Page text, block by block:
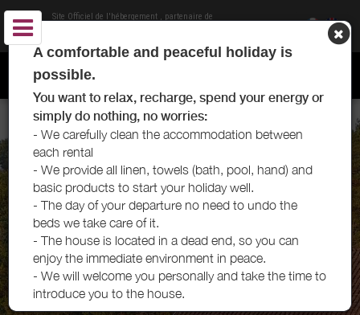
Site Officiel de l'hébergement , partenaire de
GÎTE LE CAMBOU - VERGT-DE-BIRON - PAYS DE BERGERAC
A comfortable and peaceful holiday is
possible.
You want to relax, recharge, spend your energy or
simply do nothing, no worries:
- We carefully clean the accommodation between
each rental
- We provide all linen, towels (bath, pool, hand) and
basic products to start your holiday well.
- The day of your departure no need to undo the
beds we take care of it.
- The house is located in a dead end, so you can
enjoy the immediate environment in peace.
- We will welcome you personally and take the time to
introduce you to the house.